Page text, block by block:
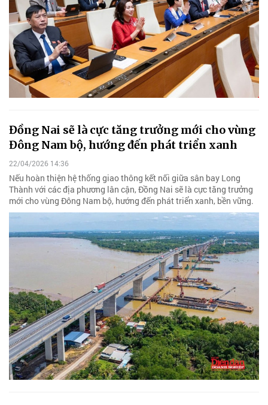
Đồng Nai sẽ là cực tăng trưởng mới cho vùng
Đông Nam bộ, hướng đến phát triển xanh
22/04/2026 14:36
Nếu hoàn thiện hệ thống giao thông kết nối giữa sân bay Long
Thành với các địa phương lân cận, Đồng Nai sẽ là cực tăng trưởng
mới cho vùng Đông Nam bộ, hướng đến phát triển xanh, bền vững.